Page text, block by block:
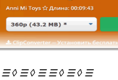
☰ ◊ ☰ ◊ ☰ ☰ ◊ ☰ ◊ ☰